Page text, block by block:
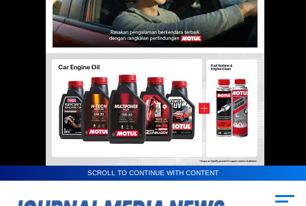
SCROLL TO CONTINUE WITH CONTENT